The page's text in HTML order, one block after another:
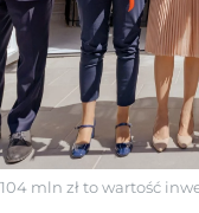
104 mln zł to wartość